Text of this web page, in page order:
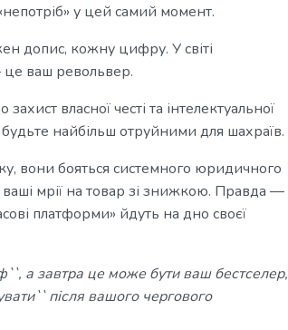
у цей самий момент.
допис, кожну цифру. У світі
ваш револьвер.
захист власної честі та інтелектуальної
найбільш отруйними для шахраїв.
вони бояться системного юридичного
мрії на товар зі знижкою. Правда —
платформи» йдуть на дно своєї
а завтра це може бути ваш бестселер,
після вашого чергового